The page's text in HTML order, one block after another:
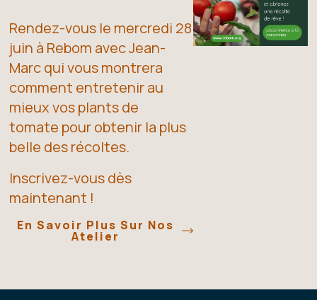
Rendez-vous le mercredi 28
juin à Rebom avec Jean-
Marc qui vous montrera
comment entretenir au
mieux vos plants de
tomate pour obtenir la plus
belle des récoltes.
Inscrivez-vous dès
maintenant !
En Savoir Plus Sur Nos
Atelier